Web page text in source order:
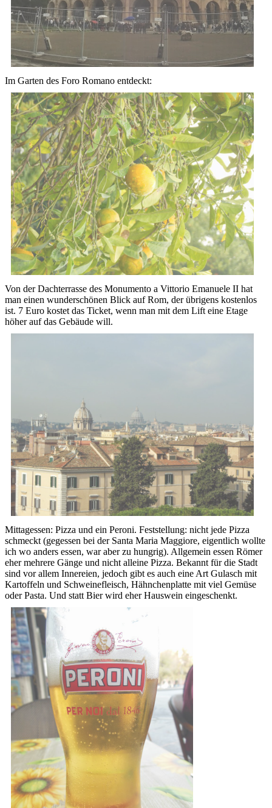
Im Garten des Foro Romano entdeckt:
Von der Dachterrasse des Monumento a Vittorio Emanuele II hat
man einen wunderschönen Blick auf Rom, der übrigens kostenlos
ist. 7 Euro kostet das Ticket, wenn man mit dem Lift eine Etage
höher auf das Gebäude will.
Mittagessen: Pizza und ein Peroni. Feststellung: nicht jede Pizza
schmeckt (gegessen bei der Santa Maria Maggiore, eigentlich wollte
ich wo anders essen, war aber zu hungrig). Allgemein essen Römer
eher mehrere Gänge und nicht alleine Pizza. Bekannt für die Stadt
sind vor allem Innereien, jedoch gibt es auch eine Art Gulasch mit
Kartoffeln und Schweinefleisch, Hähnchenplatte mit viel Gemüse
oder Pasta. Und statt Bier wird eher Hauswein eingeschenkt.